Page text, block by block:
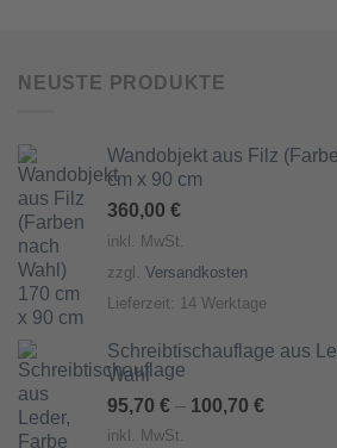
NEUSTE PRODUKTE
Wandobjekt aus Filz
cm x 90 cm
360,00 €
inkl. MwSt.
zzgl. Versandkosten
Lieferzeit: 14 Werktage
Schreibtischauflage aus
Wahl
95,70 € – 100,70 €
inkl. MwSt.